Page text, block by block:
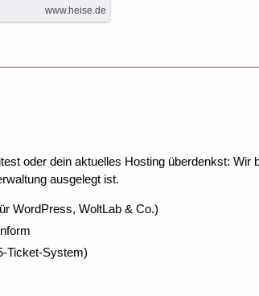
www.heise.de
oder dein aktuelles Hosting überdenkst:
ausgelegt ist.
WordPress, WoltLab & Co.)
Ticket-System)